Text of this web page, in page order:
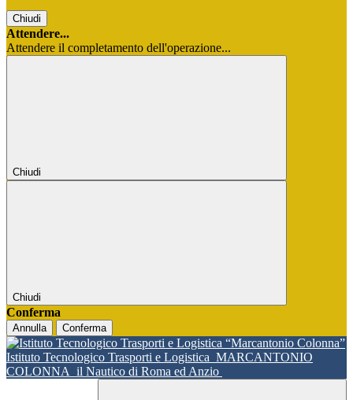
Chiudi
Attendere...
Attendere il completamento dell'operazione...
Chiudi
Chiudi
Conferma
Annulla Conferma
Istituto Tecnologico Trasporti e Logistica MARCANTONIO
COLONNA il Nautico di Roma ed Anzio